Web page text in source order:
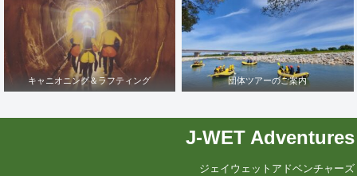
キャニオニング＆ラフティング 団体ツアーのご案内
J-WET Adventures
ジェイウェットアドベンチャーズ